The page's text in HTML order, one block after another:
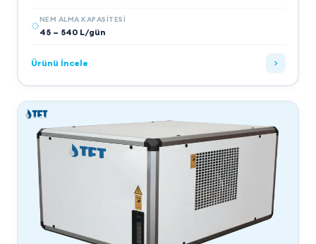
NEM ALMA KAPASITESI
45 – 540 L/gün
Ürünü İncele